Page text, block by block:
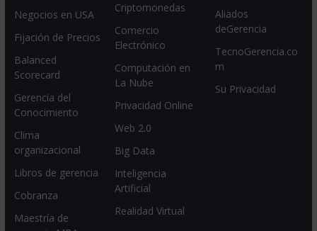
Negocios en USA
Fijación de Precios
Balanced
Scorecard
Gerencia del
Conocimiento
Clima
organizacional
Libros de gerencia
Cobranza
Maestría de
Criptomonedas
Comercio
Electrónico
Computación en
La Nube
Privacidad Online
Web 2.0
Big Data
Inteligencia
Artificial
Realidad Virtual
Aliados
deGerencia
TecnoGerencia.co
m
Su Privacidad